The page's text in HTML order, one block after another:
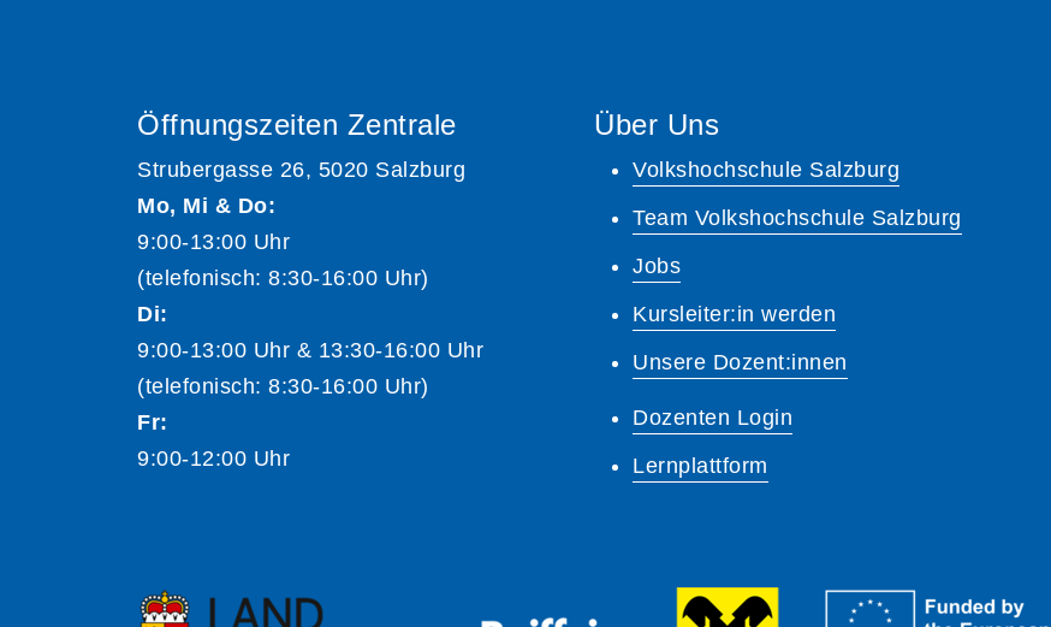
Öffnungszeiten Zentrale
Strubergasse 26, 5020 Salzburg
Mo, Mi & Do:
9:00-13:00 Uhr
(telefonisch: 8:30-16:00 Uhr)
Di:
9:00-13:00 Uhr & 13:30-16:00 Uhr
(telefonisch: 8:30-16:00 Uhr)
Fr:
9:00-12:00 Uhr
Über Uns
Volkshochschule Salzburg
Team Volkshochschule Salzburg
Jobs
Kursleiter:in werden
Unsere Dozent:innen
Dozenten Login
Lernplattform